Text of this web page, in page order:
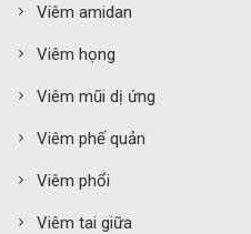
Viêm amidan
Viêm họng
Viêm mũi dị ứng
Viêm phế quản
Viêm phổi
Viêm tai giữa